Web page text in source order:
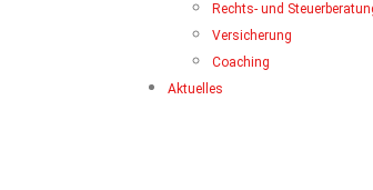
Rechts- und
Versicherung
Coaching
Aktuelles